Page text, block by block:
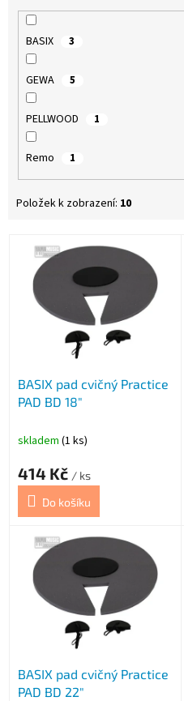
BASIX 3
GEWA 5
PELLWOOD 1
Remo 1
Položek k zobrazení: 10
BASIX pad cvičný Practice
PAD BD 18"
skladem (1 ks)
414 Kč / ks
Do košíku
BASIX pad cvičný Practice
PAD BD 22"